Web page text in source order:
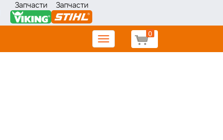
Запчасти Запчасти
0
Toggle
navigation